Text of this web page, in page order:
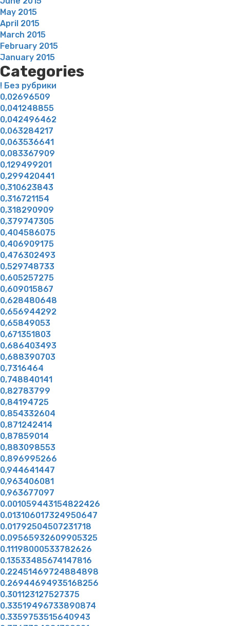
May 2015
April 2015
March 2015
February 2015
January 2015
Categories
! Без рубрики
0,02696509
0,041248855
0,042496462
0,063284217
0,063536641
0,083367909
0,129499201
0,299420441
0,310623843
0,316721154
0,318290909
0,379747305
0,404586075
0,406909175
0,476302493
0,529748733
0,605257275
0,609015867
0,628480648
0,656944292
0,65849053
0,671351803
0,686403493
0,688390703
0,7316464
0,748840141
0,82783799
0,84194725
0,854332604
0,871242414
0,87859014
0,883098553
0,896995266
0,944641447
0,963406081
0,963677097
0.001059443154822426
0.013106017324950647
0.01792504507231718
0.09565932609905325
0.11198000533782626
0.13533485674147816
0.22451469724884898
0.26944694935168256
0.301123127527375
0.33519496733890874
0.3359753515640943